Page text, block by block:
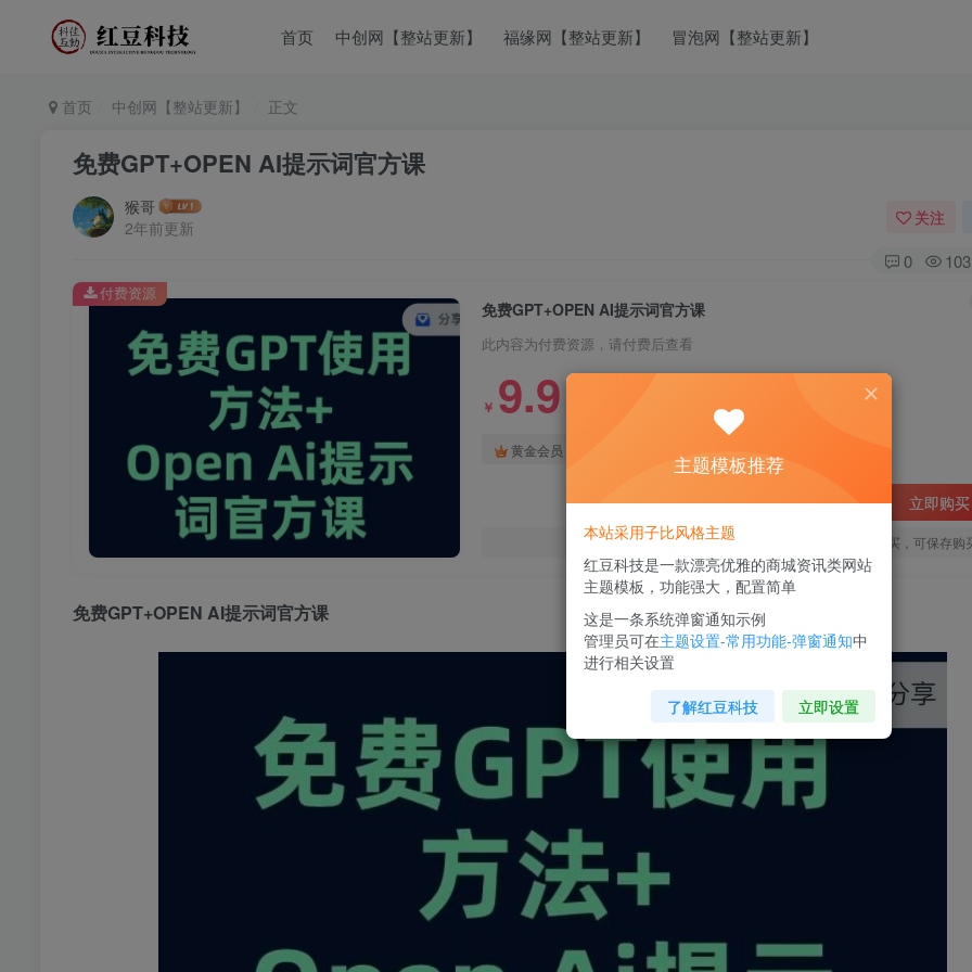
首页 中创网【整站更新】 福缘网【整站更新】 冒泡网【整站更新】
首页 中创网【整站更新】 正文
免费GPT+OPEN AI提示词官方课
猴哥
2年前更新
关注
0 103
免费GPT+OPEN AI提示词官方课
此内容为付费资源，请付费后查看
￥ 9.9
黄金会员
立即购买
您当前未登录！建议登陆后购买，可保存购
付费资源
免费GPT+OPEN AI提示词官方课
主题模板推荐
本站采用子比风格主题
红豆科技是一款漂亮优雅的商城资讯类网站
主题模板，功能强大，配置简单
这是一条系统弹窗通知示例
管理员可在主题设置-常用功能-弹窗通知中
进行相关设置
了解红豆科技 立即设置